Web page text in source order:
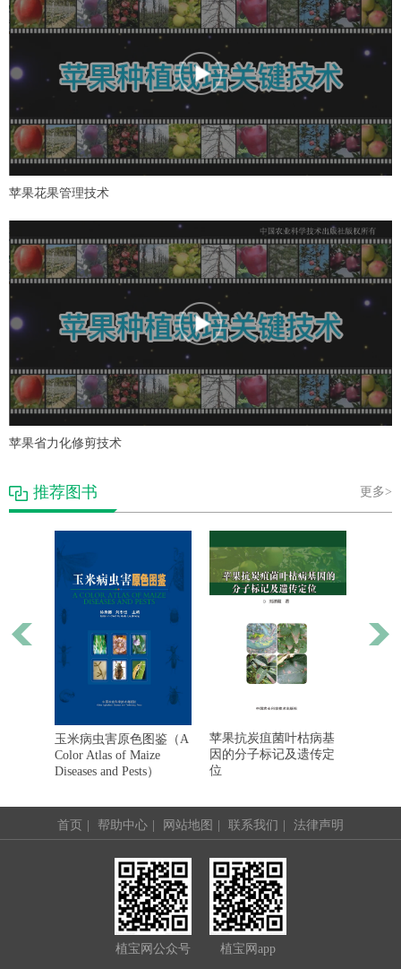
苹果花果管理技术
苹果省力化修剪技术
更多>
推荐图书
玉米病虫害原色图鉴（A
Color Atlas of Maize
Diseases and Pests）
苹果抗炭疽菌叶枯病基
因的分子标记及遗传定
位
首页 | 帮助中心 | 网站地图 | 联系我们 | 法律声明
植宝网公众号 植宝网app